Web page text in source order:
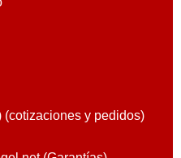
(cotizaciones y pedidos)